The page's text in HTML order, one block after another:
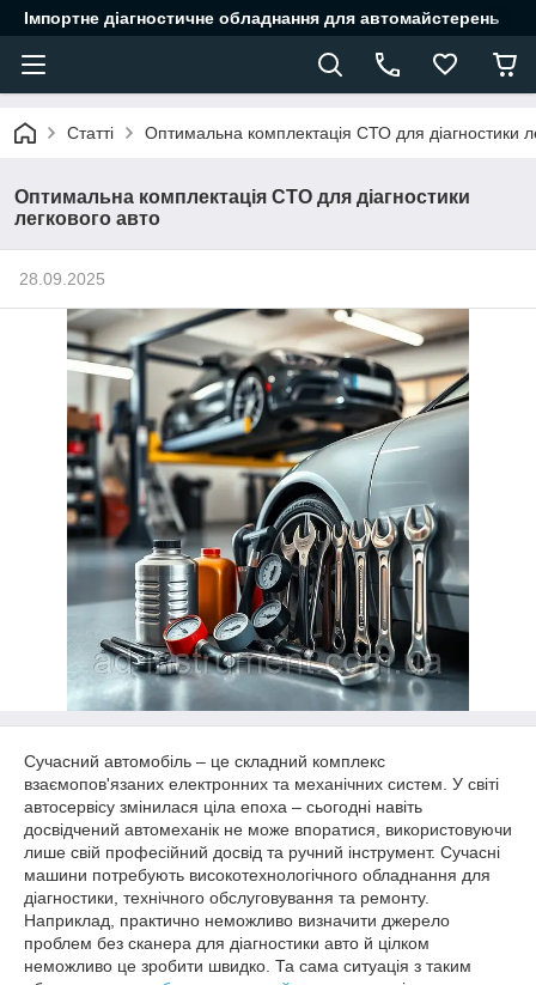
Імпортне діагностичне обладнання для автомайстерень
Статті Оптимальна комплектація СТО для діагностики
Оптимальна комплектація СТО для діагностики
легкового авто
28.09.2025
Сучасний автомобіль – це складний комплекс
взаємопов'язаних електронних та механічних систем. У світі
автосервісу змінилася ціла епоха – сьогодні навіть
досвідчений автомеханік не може впоратися, використовуючи
лише свій професійний досвід та ручний інструмент. Сучасні
машини потребують високотехнологічного обладнання для
діагностики, технічного обслуговування та ремонту.
Наприклад, практично неможливо визначити джерело
проблем без сканера для діагностики авто й цілком
неможливо це зробити швидко. Та сама ситуація з таким